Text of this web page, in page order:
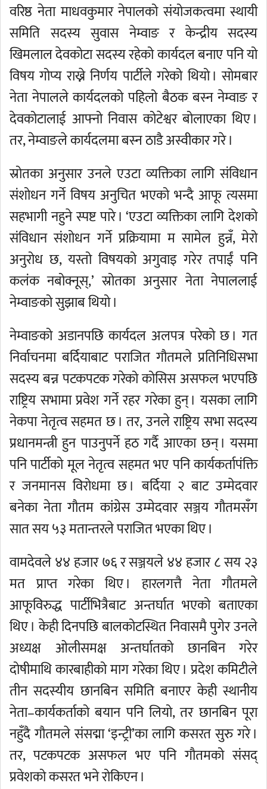
वरिष्ठ नेता माधवकुमार नेपालको संयोजकत्वमा स्थायी
समिति सदस्य सुवास नेम्वाङ र केन्द्रीय सदस्य
खिमलाल देवकोटा सदस्य रहेको कार्यदल बनाए पनि यो
विषय गोप्य राख्ने निर्णय पार्टीले गरेको थियो । सोमबार
नेता नेपालले कार्यदलको पहिलो बैठक बस्न नेम्वाङ र
देवकोटालाई आफ्नो निवास कोटेश्वर बोलाएका थिए ।
तर, नेम्वाङले कार्यदलमा बस्न ठाडै अस्वीकार गरे ।
स्रोतका अनुसार उनले एउटा व्यक्तिका लागि संविधान
संशोधन गर्ने विषय अनुचित भएको भन्दै आफू त्यसमा
सहभागी नहुने स्पष्ट पारे । ‘एउटा व्यक्तिका लागि देशको
संविधान संशोधन गर्ने प्रक्रियामा म सामेल हुन्नँ, मेरो
अनुरोध छ, यस्तो विषयको अगुवाइ गरेर तपाईं पनि
कलंक नबोक्नूस्,’ स्रोतका अनुसार नेता नेपाललाई
नेम्वाङको सुझाब थियो ।
नेम्वाङको अडानपछि कार्यदल अलपत्र परेको छ । गत
निर्वाचनमा बर्दियाबाट पराजित गौतमले प्रतिनिधिसभा
सदस्य बन्न पटकपटक गरेको कोसिस असफल भएपछि
राष्ट्रिय सभामा प्रवेश गर्ने रहर गरेका हुन् । यसका लागि
नेकपा नेतृत्व सहमत छ । तर, उनले राष्ट्रिय सभा सदस्य
प्रधानमन्त्री हुन पाउनुपर्ने हठ गर्दै आएका छन् । यसमा
पनि पार्टीको मूल नेतृत्व सहमत भए पनि कार्यकर्तापंक्ति
र जनमानस विरोधमा छ । बर्दिया २ बाट उम्मेदवार
बनेका नेता गौतम कांग्रेस उम्मेदवार सञ्जय गौतमसँग
सात सय ५३ मतान्तरले पराजित भएका थिए ।
वामदेवले ४४ हजार ७६ र सञ्जयले ४४ हजार ८ सय २३
मत प्राप्त गरेका थिए । हारलगत्तै नेता गौतमले
आफूविरुद्ध पार्टीभित्रैबाट अन्तर्घात भएको बताएका
थिए । केही दिनपछि बालकोटस्थित निवासमै पुगेर उनले
अध्यक्ष ओलीसमक्ष अन्तर्घातको छानबिन गरेर
दोषीमाथि कारबाहीको माग गरेका थिए । प्रदेश कमिटीले
तीन सदस्यीय छानबिन समिति बनाएर केही स्थानीय
नेता–कार्यकर्ताको बयान पनि लियो, तर छानबिन पूरा
नहुँदै गौतमले संसद्मा ‘इन्ट्री’का लागि कसरत सुरु गरे ।
तर, पटकपटक असफल भए पनि गौतमको संसद्
प्रवेशको कसरत भने रोकिएन ।